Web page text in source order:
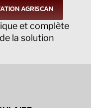
AGRISCAN
et complète
la solution